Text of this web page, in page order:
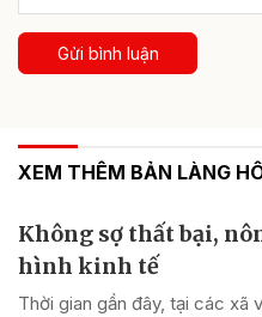
Gửi bình luận
XEM THÊM BẢN LÀNG
Không sợ thất bại,
hình kinh tế
Thời gian gần đây, tại các xã